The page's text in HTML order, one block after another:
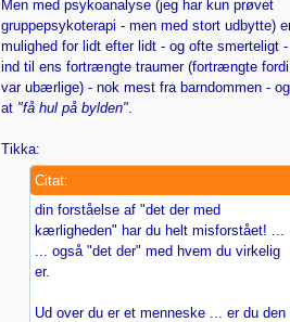
Men med psykoanalyse (jeg har kun prøvet
gruppepsykoterapi - men med stort udbytte)
mulighed for lidt efter lidt - og ofte smerteligt
ind til ens fortrængte traumer (fortrængte
var ubærlige) - nok mest fra barndommen -
at "få hul på bylden".
Tikka:
Citat:
din forståelse af "det der med
kærligheden" har du helt misforstået! ...
... også "det der" med hvem du virkelig
er.
Ud over du er et menneske ... er du den